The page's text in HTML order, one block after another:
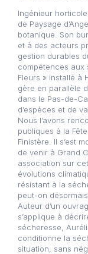
Ingénieur
de Paysage
botanique. Son
et à des acteurs
gestion durables
compétences aux
Fleurs » installé à
gère en parallèle
dans le Pas-de-
d’espèces et de
Nous l’avons
publiques à la
Finistère. Il s’est
de venir à Grand
association sur
évolutions
résistant à la
peut-on
Auteur d’un
s’applique à
sécheresse,
conditionne la
situation, sans